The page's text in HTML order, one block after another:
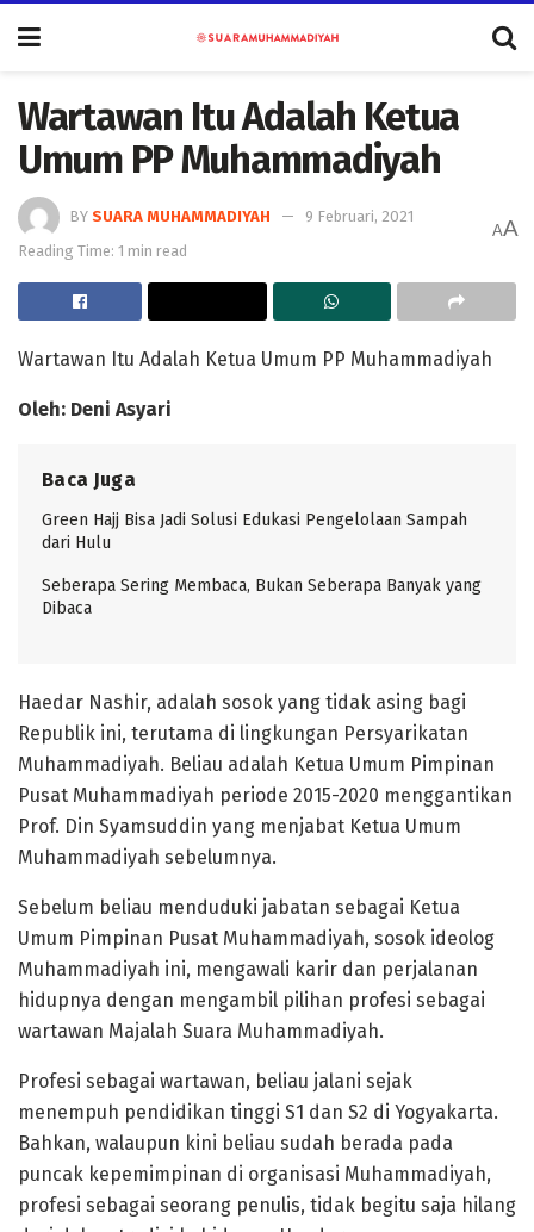
Wartawan Itu Adalah Ketua
Umum PP Muhammadiyah
BY SUARA MUHAMMADIYAH
9 Februari, 2021
Reading Time: 1 min read
AA
Wartawan Itu Adalah Ketua Umum PP Muhammadiyah
Oleh: Deni Asyari
Baca Juga
Green Hajj Bisa Jadi Solusi Edukasi Pengelolaan Sampah
dari Hulu
Seberapa Sering Membaca, Bukan Seberapa Banyak yang
Dibaca
Haedar Nashir, adalah sosok yang tidak asing bagi
Republik ini, terutama di lingkungan Persyarikatan
Muhammadiyah. Beliau adalah Ketua Umum Pimpinan
Pusat Muhammadiyah periode 2015-2020 menggantikan
Prof. Din Syamsuddin yang menjabat Ketua Umum
Muhammadiyah sebelumnya.
Sebelum beliau menduduki jabatan sebagai Ketua
Umum Pimpinan Pusat Muhammadiyah, sosok ideolog
Muhammadiyah ini, mengawali karir dan perjalanan
hidupnya dengan mengambil pilihan profesi sebagai
wartawan Majalah Suara Muhammadiyah.
Profesi sebagai wartawan, beliau jalani sejak
menempuh pendidikan tinggi S1 dan S2 di Yogyakarta.
Bahkan, walaupun kini beliau sudah berada pada
puncak kepemimpinan di organisasi Muhammadiyah,
profesi sebagai seorang penulis, tidak begitu saja hilang